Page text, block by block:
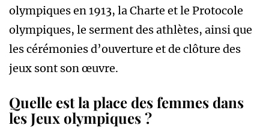
olympiques en 1913, la Charte et le Protocole
olympiques, le serment des athlètes, ainsi que
les cérémonies d’ouverture et de clôture des
jeux sont son œuvre.
Quelle est la place des femmes dans
les Jeux olympiques ?